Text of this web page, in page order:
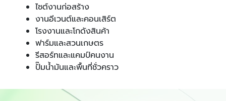
ไซต์งานก่อสร้าง
งานอีเวนต์และคอนเสิร์ต
โรงงานและโกดังสินค้า
ฟาร์มและสวนเกษตร
รีสอร์ทและแคมป์คนงาน
ปั๊มน้ำมันและพื้นที่ชั่วคราว